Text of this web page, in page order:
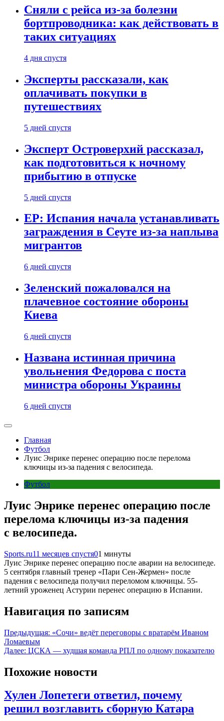
Сняли с рейса из-за болезни
бортпроводника: как действовать в
таких ситуациях
4 дня спустя
Эксперты рассказали, как
оплачивать покупки в
путешествиях
5 дней спустя
Эксперт Островерхий рассказал,
как подготовиться к ночному
прибытию в отпуске
5 дней спустя
EP: Испания начала устанавливать
заграждения в Сеуте из-за наплыва
мигрантов
6 дней спустя
Зеленский пожаловался на
плачевное состояние обороны
Киева
6 дней спустя
Названа истинная причина
увольнения Федорова с поста
министра обороны Украины
6 дней спустя
Главная
Футбол
Луис Энрике перенес операцию после перелома
ключицы из-за падения с велосипеда.
Футбол
Луис Энрике перенес операцию после
перелома ключицы из-за падения
с велосипеда.
Sports.ru11 месяцев спустя01 минуты
Луис Энрике перенес операцию после аварии на велосипеде.
5 сентября главный тренер «Пари Сен-Жермен» после
падения с велосипеда получил переломом ключицы. 55-
летний уроженец Астурии перенес операцию в Испании.
Навигация по записям
Предыдущая: «Сочи» ведёт переговоры с вратарём Иваном
Ломаевым
Далее: ЦСКА — худшая команда РПЛ по одному показателю
Похожие новости
Хулен Лопетеги ответил, почему
решил возглавить сборную Катара